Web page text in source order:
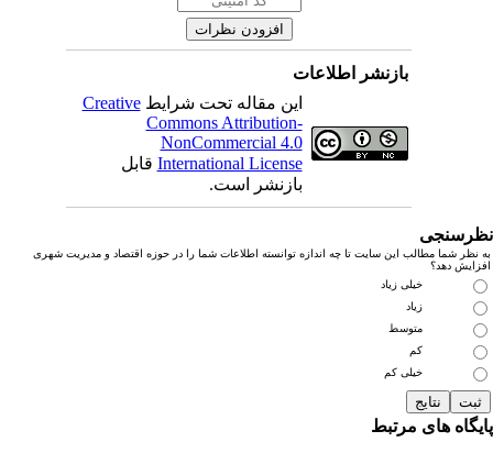
بازنشر اطلاعات
این مقاله تحت شرایطCreative
Commons Attribution-
NonCommercial 4.0
International Licenseقابل
بازنشر است.
نظر شما مطالب این سایت تا چه اندازه توانسته اطلاعات شما را در حوزه اقتصاد و مدیریت شهری
دهد؟
خیلی زیاد
زیاد
متوسط
خیلی کم
های مرتبط